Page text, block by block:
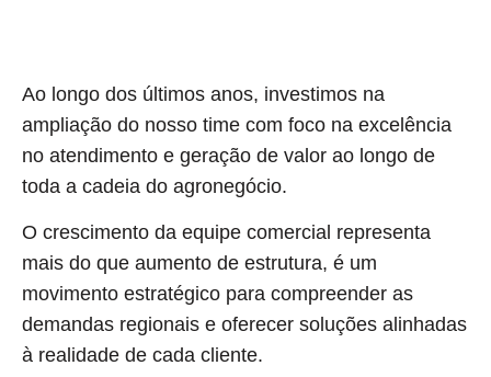
Ao longo dos últimos anos, investimos na
ampliação do nosso time com foco na excelência
no atendimento e geração de valor ao longo de
toda a cadeia do agronegócio.
O crescimento da equipe comercial representa
mais do que aumento de estrutura, é um
movimento estratégico para compreender as
demandas regionais e oferecer soluções alinhadas
à realidade de cada cliente.